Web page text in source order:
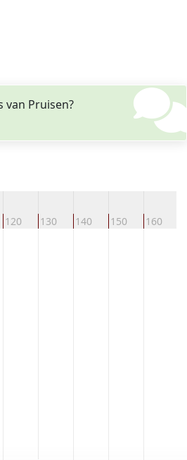
Pruisen?
120 130 140 150 160